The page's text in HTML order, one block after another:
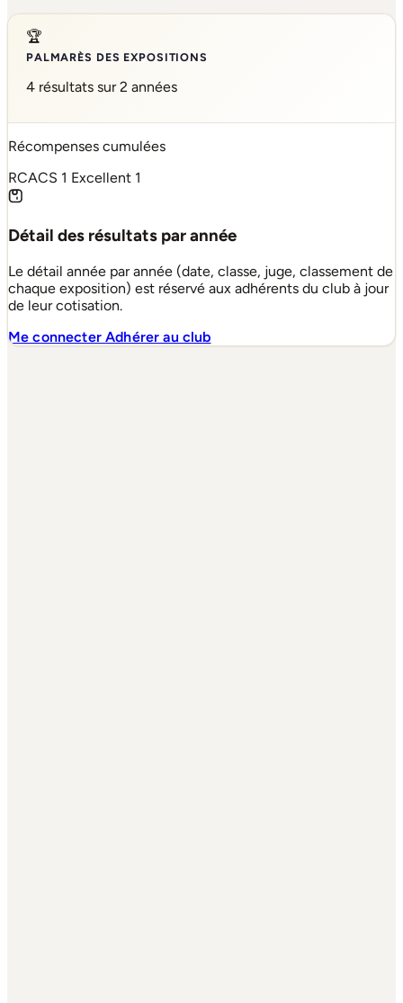
🏆
PALMARÈS DES EXPOSITIONS
4 résultats sur 2 années
Récompenses cumulées
RCACS 1 Excellent 1
Détail des résultats par année
Le détail année par année (date, classe, juge, classement de
chaque exposition) est réservé aux adhérents du club à jour
de leur cotisation.
Me connecterAdhérer au club